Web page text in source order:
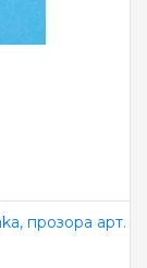
Hamanaka
Японія